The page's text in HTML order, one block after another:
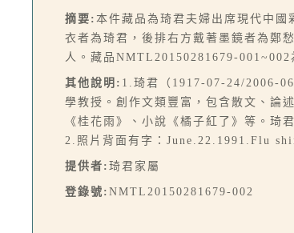
摘要: 本件藏品為琦君夫婦出席現代中
衣者為琦君，後排右方戴著墨鏡者為鄭
人。藏品NMTL20150281679-001~002
其他說明: 1.琦君（1917-07-24/2006-
學教授。創作文類豐富，包含散文、論
《桂花雨》、小說《橘子紅了》等。琦
2.照片背面有字：June.22.1991.Flu
提供者: 琦君家屬
登錄號: NMTL20150281679-002